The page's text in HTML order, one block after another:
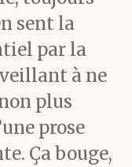
sent la
par la
à ne
plus
prose
Ça bouge,